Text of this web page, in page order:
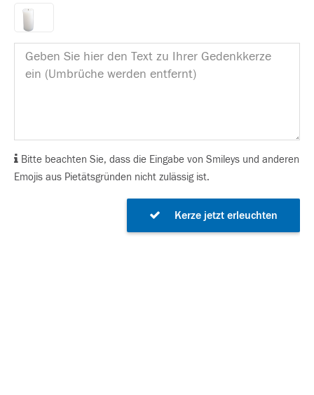
Bitte beachten Sie, dass die Eingabe von Smileys und anderen
Emojis aus Pietätsgründen nicht zulässig ist.
Kerze jetzt erleuchten